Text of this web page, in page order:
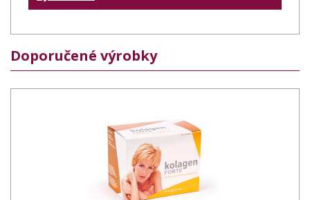
Doporučené výrobky